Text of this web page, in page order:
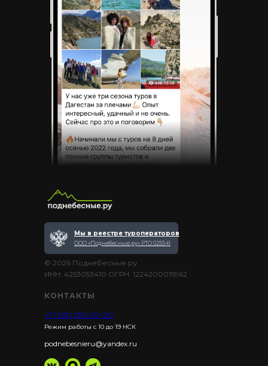
КОНТАКТЫ
+7 (923) 230-30-00
Режим работы с 10 до 19 НСК
podnebesnieru@yandex.ru
© 2026 Поднебесные.ру
Мы в реестре туроператоров
ООО «Поднебесные.ру» РТО 025541
ИНН: 4253053410 ОГРН: 1224200015962